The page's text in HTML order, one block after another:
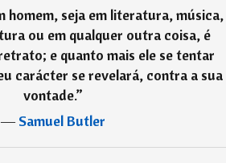
homem, seja em literatura, música,
ou em qualquer outra coisa, é
e quanto mais ele se tentar
carácter se revelará, contra a sua
vontade.”
―Samuel Butler